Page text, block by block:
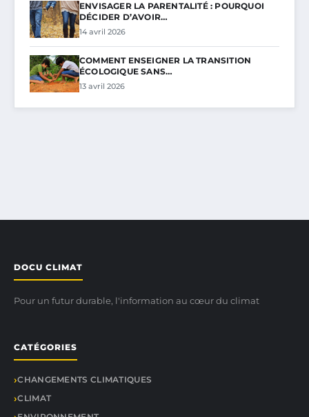
ENVISAGER LA PARENTALITÉ : POURQUOI
DÉCIDER D’AVOIR…
14 avril 2026
COMMENT ENSEIGNER LA TRANSITION
ÉCOLOGIQUE SANS…
13 avril 2026
DOCU CLIMAT
Pour un futur durable, l'information au cœur du climat
CATÉGORIES
CHANGEMENTS CLIMATIQUES
CLIMAT